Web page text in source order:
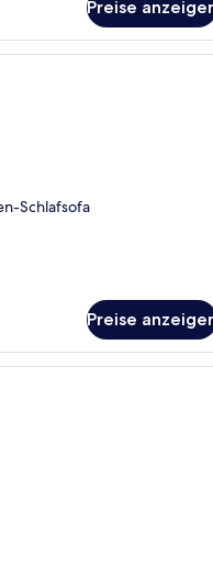
Preise
Ein Hotelzimmer mit einem
Schlafsofa
Preise